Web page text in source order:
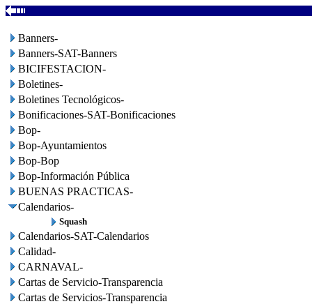
Banners-
Banners-SAT-Banners
BICIFESTACION-
Boletines-
Boletines Tecnológicos-
Bonificaciones-SAT-Bonificaciones
Bop-
Bop-Ayuntamientos
Bop-Bop
Bop-Información Pública
BUENAS PRACTICAS-
Calendarios-
Squash
Calendarios-SAT-Calendarios
Calidad-
CARNAVAL-
Cartas de Servicio-Transparencia
Cartas de Servicios-Transparencia